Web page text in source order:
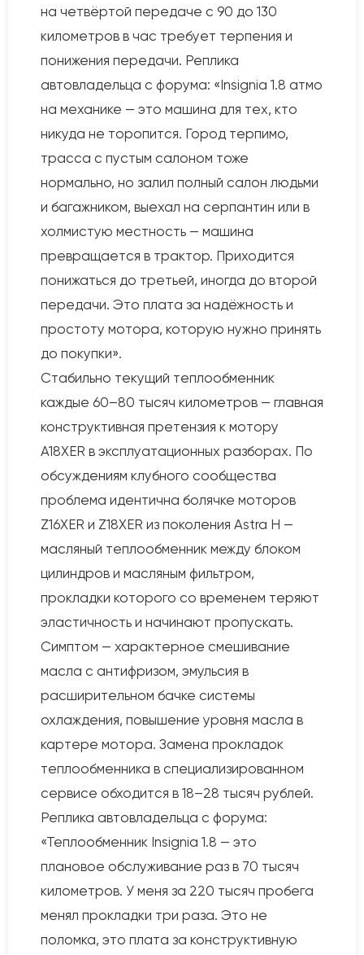
на четвёртой передаче с 90 до 130
километров в час требует терпения и
понижения передачи. Реплика
автовладельца с форума: «Insignia 1.8 атмо
на механике — это машина для тех, кто
никуда не торопится. Город терпимо,
трасса с пустым салоном тоже
нормально, но залил полный салон людьми
и багажником, выехал на серпантин или в
холмистую местность — машина
превращается в трактор. Приходится
понижаться до третьей, иногда до второй
передачи. Это плата за надёжность и
простоту мотора, которую нужно принять
до покупки».
Стабильно текущий теплообменник
каждые 60–80 тысяч километров — главная
конструктивная претензия к мотору
A18XER в эксплуатационных разборах. По
обсуждениям клубного сообщества
проблема идентична болячке моторов
Z16XER и Z18XER из поколения Astra H —
масляный теплообменник между блоком
цилиндров и масляным фильтром,
прокладки которого со временем теряют
эластичность и начинают пропускать.
Симптом — характерное смешивание
масла с антифризом, эмульсия в
расширительном бачке системы
охлаждения, повышение уровня масла в
картере мотора. Замена прокладок
теплообменника в специализированном
сервисе обходится в 18–28 тысяч рублей.
Реплика автовладельца с форума:
«Теплообменник Insignia 1.8 — это
плановое обслуживание раз в 70 тысяч
километров. У меня за 220 тысяч пробега
менял прокладки три раза. Это не
поломка, это плата за конструктивную